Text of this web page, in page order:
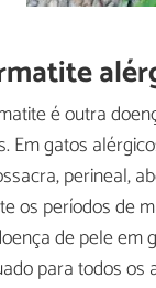
é outra
Em gatos
perineal,
os períodos de
de pele em
para todos os